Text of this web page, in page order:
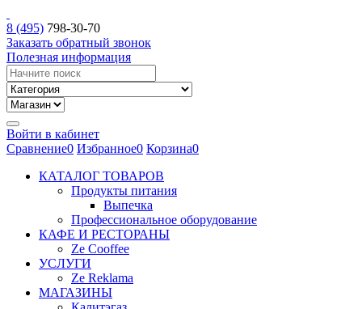
8 (495) 798-30-70
Заказать обратный звонок
Полезная информация
Войти в кабинет
Сравнение0 Избранное0 Корзина0
КАТАЛОГ ТОВАРОВ
Продукты питания
Выпечка
Профессиональное оборудование
КАФЕ И РЕСТОРАНЫ
Ze Cooffee
УСЛУГИ
Ze Reklama
МАГАЗИНЫ